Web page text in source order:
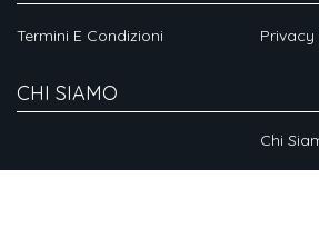
Termini E Condizioni Privacy
CHI SIAMO
Chi